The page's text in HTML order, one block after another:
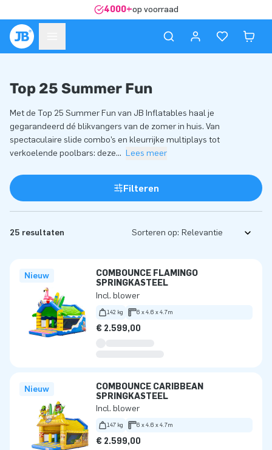
4000+op voorraad
Top 25 Summer Fun
Met de Top 25 Summer Fun van JB Inflatables haal je
gegarandeerd dé blikvangers van de zomer in huis. Van
spectaculaire slide combo’s en kleurrijke multiplays tot
verkoelende poolbars: deze... Lees meer
Filteren
25 resultaten Sorteren op:
Nieuw
COMBOUNCE FLAMINGO
SPRINGKASTEEL
Incl. blower
142 kg 6 x 4.6 x 4.7m
€ 2.599,00
Nieuw
COMBOUNCE CARIBBEAN
SPRINGKASTEEL
Incl. blower
147 kg 6 x 4.6 x 4.7m
€ 2.599,00